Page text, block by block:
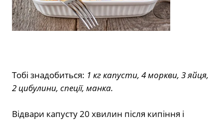
Тобі знадобиться: 1 кг капусти, 4 моркви, 3 яйця,
2 цибулини, спеції, манка.
Відвари капусту 20 хвилин після кипіння і